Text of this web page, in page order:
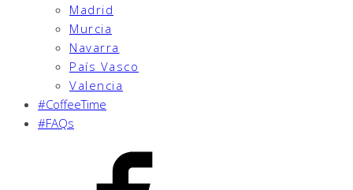
Madrid
Murcia
Navarra
País Vasco
Valencia
#CoffeeTime
#FAQs